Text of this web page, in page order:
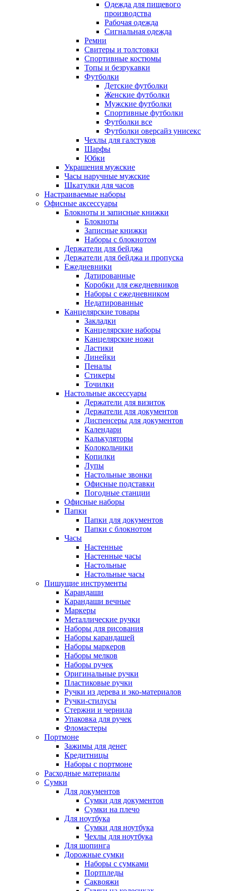
Одежда для пищевого
производства
Рабочая одежда
Сигнальная одежда
Ремни
Свитеры и толстовки
Спортивные костюмы
Топы и безрукавки
Футболки
Детские футболки
Женские футболки
Мужские футболки
Спортивные футболки
Футболки все
Футболки оверсайз унисекс
Чехлы для галстуков
Шарфы
Юбки
Украшения мужские
Часы наручные мужские
Шкатулки для часов
Настраиваемые наборы
Офисные аксессуары
Блокноты и записные книжки
Блокноты
Записные книжки
Наборы с блокнотом
Держатели для бейджа
Держатели для бейджа и пропуска
Ежедневники
Датированные
Коробки для ежедневников
Наборы с ежедневником
Недатированные
Канцелярские товары
Закладки
Канцелярские наборы
Канцелярские ножи
Ластики
Линейки
Пеналы
Стикеры
Точилки
Настольные аксессуары
Держатели для визиток
Держатели для документов
Диспенсеры для документов
Календари
Калькуляторы
Колокольчики
Копилки
Лупы
Настольные звонки
Офисные подставки
Погодные станции
Офисные наборы
Папки
Папки для документов
Папки с блокнотом
Часы
Настенные
Настенные часы
Настольные
Настольные часы
Пишущие инструменты
Карандаши
Карандаши вечные
Маркеры
Металлические ручки
Наборы для рисования
Наборы карандашей
Наборы маркеров
Наборы мелков
Наборы ручек
Оригинальные ручки
Пластиковые ручки
Ручки из дерева и эко-материалов
Ручки-стилусы
Стержни и чернила
Упаковка для ручек
Фломастеры
Портмоне
Зажимы для денег
Кредитницы
Наборы с портмоне
Расходные материалы
Сумки
Для документов
Сумки для документов
Сумки на плечо
Для ноутбука
Сумки для ноутбука
Чехлы для ноутбука
Для шопинга
Дорожные сумки
Наборы с сумками
Портпледы
Саквояжи